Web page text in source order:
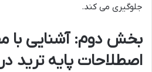
جلوگیری می کند.
بخش دوم: آشنایی با
اصطلاحات پایه ترید